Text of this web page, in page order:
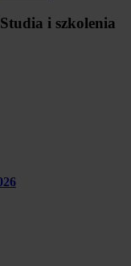
Studia i szkolenia